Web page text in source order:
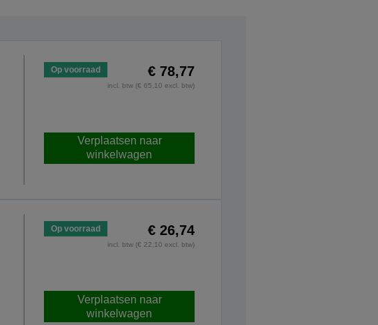
Op voorraad € 78,77
incl. btw (€ 65,10 excl. btw)
Verplaatsen naar
winkelwagen
Op voorraad € 26,74
incl. btw (€ 22,10 excl. btw)
Verplaatsen naar
winkelwagen